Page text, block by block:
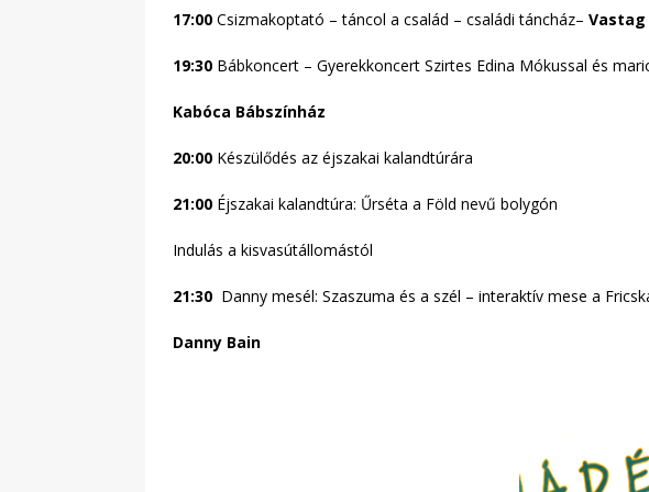
17:00 Csizmakoptató – táncol a család – családi táncház– Vastag
19:30 Bábkoncert – Gyerekkoncert Szirtes Edina Mókussal és
Kabóca Bábszínház
20:00 Készülődés az éjszakai kalandtúrára
21:00 Éjszakai kalandtúra: Űrséta a Föld nevű bolygón
Indulás a kisvasútállomástól
21:30 Danny mesél: Szaszuma és a szél – interaktív mese a
Danny Bain